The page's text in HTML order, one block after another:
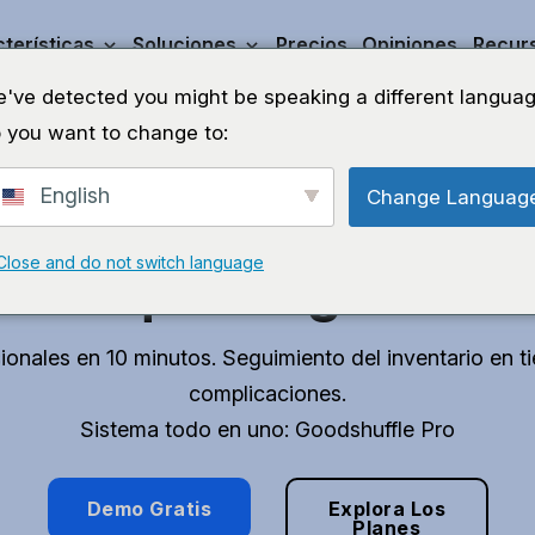
Soluciones Precios Opiniones
tiempo para
lo que te gusta.
en 10 minutos. Seguimiento del inventario en
complicaciones.
Sistema todo en uno: Goodshuffle Pro
Demo Gratis
Explora Los
Planes
detected you might be speaking a different
you want to change to:
English Change
and do not switch language